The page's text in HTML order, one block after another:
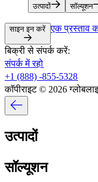
उत्पादों​​ सॉल्यूशन​​
साइन इन करें​​ एक प्रस्ताव
बिक्री से संपर्क करें:​​
संपर्क में रहो​​
+1 (888) -855-5328​​
कॉपीराइट © 2026
उत्पादों​​
सॉल्यूशन​​